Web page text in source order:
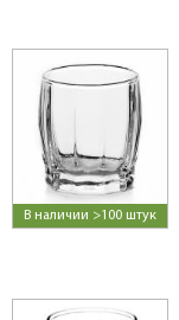
В наличии >100 штук